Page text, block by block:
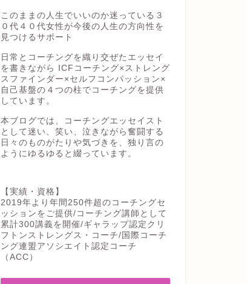
このままの人生でいいのか迷っている３
０代４０代女性が今後の人生の方向性を
見つけるサポート
日常とコーチングを織り交ぜたエッセイ
を書きながら ICFコーチング×ストレング
スファインダー×セルフコンパッション×
自己基盤の４つの柱でコーチングを提供
しています。
本ブログでは、コーチングエッセイスト
として迷い、笑い、泣きながら奮闘する
日々のものがたりや気づきを、独り言の
ようにゆるゆると綴っています。
【実績・資格】
2019年より年間250件超のコーチングセ
ッションをご提供/コーチング講師として
累計300講義を開催/ギャラップ認定クリ
フトンストレングス・コーチ/国際コーチ
ング連盟アソシエイト認定コーチ
（ACC）